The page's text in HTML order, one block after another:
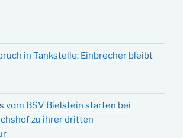
in Tankstelle: Einbrecher bleibt
vom BSV Bielstein starten bei
zu ihrer dritten